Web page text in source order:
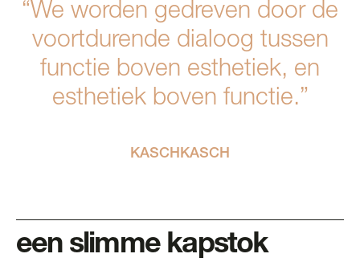
“We worden gedreven door de
voortdurende dialoog tussen
functie boven esthetiek, en
esthetiek boven functie.”
KASCHKASCH
een slimme kapstok